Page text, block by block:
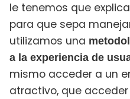
le tenemos que
para que sepa
utilizamos una
a la experiencia de
mismo acceder a un
atractivo, que